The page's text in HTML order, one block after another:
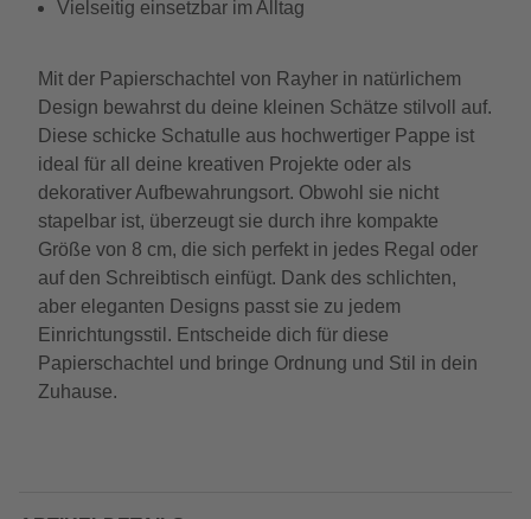
Vielseitig einsetzbar im Alltag
Mit der Papierschachtel von Rayher in natürlichem
Design bewahrst du deine kleinen Schätze stilvoll auf.
Diese schicke Schatulle aus hochwertiger Pappe ist
ideal für all deine kreativen Projekte oder als
dekorativer Aufbewahrungsort. Obwohl sie nicht
stapelbar ist, überzeugt sie durch ihre kompakte
Größe von 8 cm, die sich perfekt in jedes Regal oder
auf den Schreibtisch einfügt. Dank des schlichten,
aber eleganten Designs passt sie zu jedem
Einrichtungsstil. Entscheide dich für diese
Papierschachtel und bringe Ordnung und Stil in dein
Zuhause.